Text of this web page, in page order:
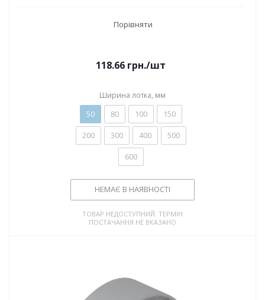
Порівняти
118.66грн./шт
Ширина лотка, мм
50 80 100
150
200
300 400
500
600
НЕМАЄ В НАЯВНОСТІ
ТОВАР НЕДОСТУПНИЙ. ТЕРМІН
ПОСТАЧАННЯ НЕ ВКАЗАНО